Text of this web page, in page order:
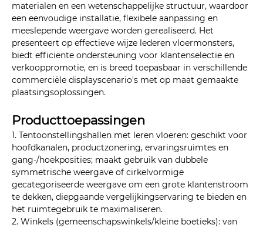
materialen en een wetenschappelijke structuur, waardoor
een eenvoudige installatie, flexibele aanpassing en
meeslepende weergave worden gerealiseerd. Het
presenteert op effectieve wijze lederen vloermonsters,
biedt efficiënte ondersteuning voor klantenselectie en
verkooppromotie, en is breed toepasbaar in verschillende
commerciële displayscenario's met op maat gemaakte
plaatsingsoplossingen.
Producttoepassingen
1. Tentoonstellingshallen met leren vloeren: geschikt voor
hoofdkanalen, productzonering, ervaringsruimtes en
gang-/hoekposities; maakt gebruik van dubbele
symmetrische weergave of cirkelvormige
gecategoriseerde weergave om een ​​grote klantenstroom
te dekken, diepgaande vergelijkingservaring te bieden en
het ruimtegebruik te maximaliseren.
2. Winkels (gemeenschapswinkels/kleine boetieks): van